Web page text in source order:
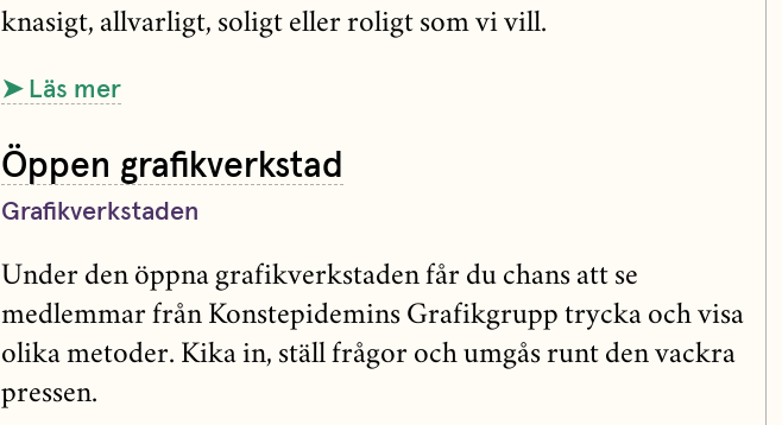
knasigt, allvarligt, soligt eller roligt som vi vill.
➤ Läs mer
Öppen grafikverkstad
Grafikverkstaden
Under den öppna grafikverkstaden får du chans att se
medlemmar från Konstepidemins Grafikgrupp trycka och visa
olika metoder. Kika in, ställ frågor och umgås runt den vackra
pressen.